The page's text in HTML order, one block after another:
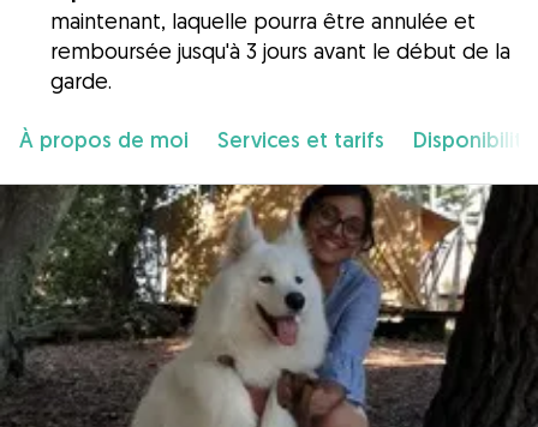
maintenant, laquelle pourra être annulée et
remboursée jusqu'à 3 jours avant le début de la
garde.
À propos de moi Services et tarifs Disponibilité